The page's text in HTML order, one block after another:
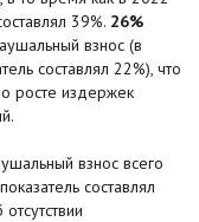
39%. 26%
взнос (в
составлял 22%), что
росте издержек
взнос всего
составлял